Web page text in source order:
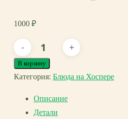
1000 ₽
Количество
товара
Стейк
зерновой
откорм
В корзину
Категория: Блюда на Хоспере
Описание
Детали